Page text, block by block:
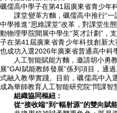
礪儒高中學子在第41屆廣東省青少年
課堂變革方麵，礪儒高中推行“
中學推進“思維課堂”改革，對課堂生
動物理學院開展中學生“英才計劃”，
子在第41屆廣東省青少年科技創新
也成功入選2026年廣東省普通高中科
人工智能賦能方麵，邀請胡小勇
展“GAI賦能教師發展”係列項目，通
式融入教學實踐。目前，礪儒高中入
成為華師教育人工智能研究院“問課智
組織協同樞紐：
從“接收端”到“輻射源”的雙向賦